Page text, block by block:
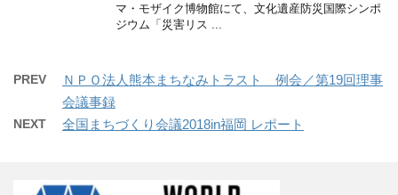
マ・モザイク博物館にて、文化遺産防災国際シンポ
ジウム「災害リス ...
PREV
ＮＰＯ法人熊本まちなみトラスト 例会／第19回理事
会議事録
NEXT 全国まちづくり会議2018in福岡 レポート